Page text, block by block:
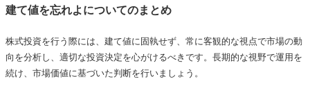
建て値を忘れよについてのまとめ
株式投資を行う際には、建て値に固執せず、常に客観的な視点で市場の動
向を分析し、適切な投資決定を心がけるべきです。長期的な視野で運用を
続け、市場価値に基づいた判断を行いましょう。